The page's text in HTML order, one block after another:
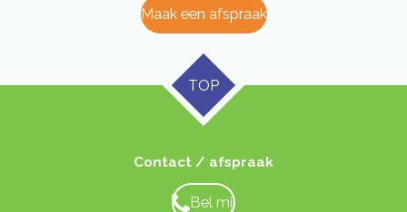
Maak een afspraak
TOP
Contact / afspraak
Bel mij